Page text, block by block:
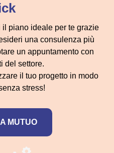
il piano ideale per te grazie
una consulenza più
un appuntamento con
del settore.
il tuo progetto in modo
stress!
MUTUO